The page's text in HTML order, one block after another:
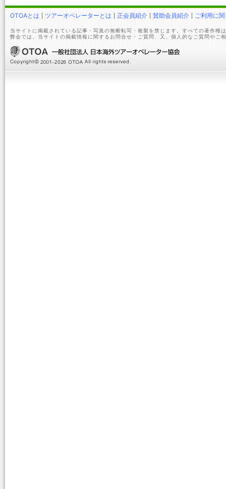
OTOAとは ツアーオペレーターとは 正会員紹介 賛助会員紹介 ご利用に
当サイトに掲載されている記事・写真の無断転写・複製を禁じます。すべての著作権
弊会では、当サイトの掲載情報に関するお問合せ・ご質問、又、個人的なご質問やご